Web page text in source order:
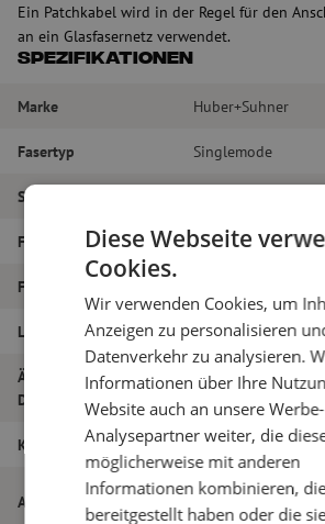
Ein Patchkabel wird in der Regel für den
an ein Glasfasernetz verwendet.
Spezifikationen
Marke Huber+Suhner
Fasertyp Singlemode
Steckertyp
Faser-Typ G.657A1
Faseranzahl
Länge 23m
Äußerer
Durchmesser (mm)
2.0
Klasse B
Artikelname
Patchkabel duplex
2,0mm, 23m
Diese Webseite
Cookies.
Wir verwenden Cookies, um
Anzeigen zu personalisieren
Datenverkehr zu analysieren.
Informationen über Ihre
Website auch an unsere
Analysepartner weiter, die
möglicherweise mit anderen
Informationen kombinieren,
bereitgestellt haben oder die